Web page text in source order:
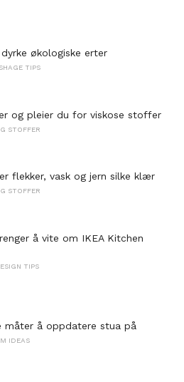
økologiske erter
TIPS
og pleier du for viskose stoffer
STOFFER
flekker, vask og jern silke klær
STOFFER
å vite om IKEA Kitchen
TIPS
måter å oppdatere stua på
IDEAS